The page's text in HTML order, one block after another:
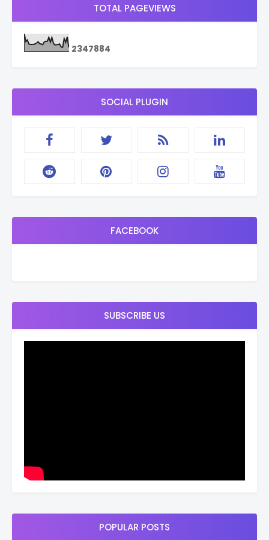
TOTAL PAGEVIEWS
2347884
SOCIAL PLUGIN
FACEBOOK
SUBSCRIBE US
POPULAR POSTS